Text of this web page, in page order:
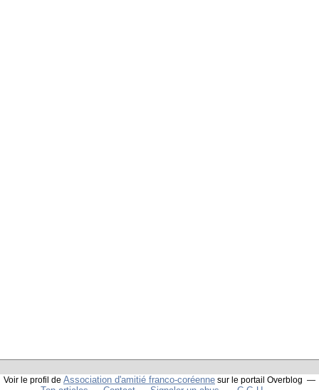
Voir le profil de Association d'amitié franco-coréenne sur le portail Overblog